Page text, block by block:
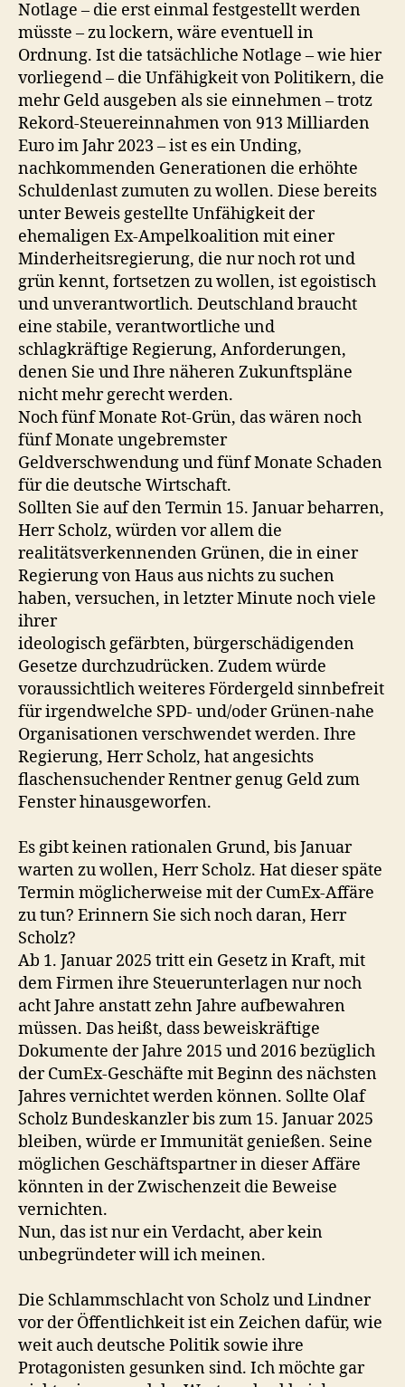
Notlage – die erst einmal festgestellt werden
müsste – zu lockern, wäre eventuell in
Ordnung. Ist die tatsächliche Notlage – wie hier
vorliegend – die Unfähigkeit von Politikern, die
mehr Geld ausgeben als sie einnehmen – trotz
Rekord-Steuereinnahmen von 913 Milliarden
Euro im Jahr 2023 – ist es ein Unding,
nachkommenden Generationen die erhöhte
Schuldenlast zumuten zu wollen. Diese bereits
unter Beweis gestellte Unfähigkeit der
ehemaligen Ex-Ampelkoalition mit einer
Minderheitsregierung, die nur noch rot und
grün kennt, fortsetzen zu wollen, ist egoistisch
und unverantwortlich. Deutschland braucht
eine stabile, verantwortliche und
schlagkräftige Regierung, Anforderungen,
denen Sie und Ihre näheren Zukunftspläne
nicht mehr gerecht werden.
Noch fünf Monate Rot-Grün, das wären noch
fünf Monate ungebremster
Geldverschwendung und fünf Monate Schaden
für die deutsche Wirtschaft.
Sollten Sie auf den Termin 15. Januar beharren,
Herr Scholz, würden vor allem die
realitätsverkennenden Grünen, die in einer
Regierung von Haus aus nichts zu suchen
haben, versuchen, in letzter Minute noch viele
ihrer
ideologisch gefärbten, bürgerschädigenden
Gesetze durchzudrücken. Zudem würde
voraussichtlich weiteres Fördergeld sinnbefreit
für irgendwelche SPD- und/oder Grünen-nahe
Organisationen verschwendet werden. Ihre
Regierung, Herr Scholz, hat angesichts
flaschensuchender Rentner genug Geld zum
Fenster hinausgeworfen.
Es gibt keinen rationalen Grund, bis Januar
warten zu wollen, Herr Scholz. Hat dieser späte
Termin möglicherweise mit der CumEx-Affäre
zu tun? Erinnern Sie sich noch daran, Herr
Scholz?
Ab 1. Januar 2025 tritt ein Gesetz in Kraft, mit
dem Firmen ihre Steuerunterlagen nur noch
acht Jahre anstatt zehn Jahre aufbewahren
müssen. Das heißt, dass beweiskräftige
Dokumente der Jahre 2015 und 2016 bezüglich
der CumEx-Geschäfte mit Beginn des nächsten
Jahres vernichtet werden können. Sollte Olaf
Scholz Bundeskanzler bis zum 15. Januar 2025
bleiben, würde er Immunität genießen. Seine
möglichen Geschäftspartner in dieser Affäre
könnten in der Zwischenzeit die Beweise
vernichten.
Nun, das ist nur ein Verdacht, aber kein
unbegründeter will ich meinen.
Die Schlammschlacht von Scholz und Lindner
vor der Öffentlichkeit ist ein Zeichen dafür, wie
weit auch deutsche Politik sowie ihre
Protagonisten gesunken sind. Ich möchte gar